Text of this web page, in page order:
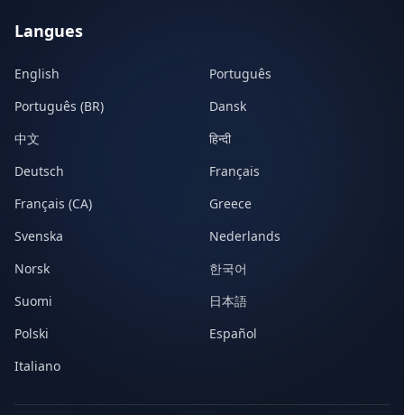
Langues
English
Português
Português (BR)
Dansk
中文
हिन्दी
Deutsch
Français
Français (CA)
Greece
Svenska
Nederlands
Norsk
한국어
Suomi
日本語
Polski
Español
Italiano